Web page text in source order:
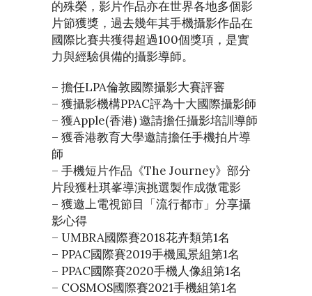
的殊榮，影片作品亦在世界各地多個影
片節獲獎，過去幾年其手機攝影作品在
國際比賽共獲得超過100個獎項，是實
力與經驗俱備的攝影導師。
– 擔任LPA倫敦國際攝影大賽評審
– 獲攝影機構PPAC評為十大國際攝影師
– 獲Apple(香港) 邀請擔任攝影培訓導師
– 獲香港教育大學邀請擔任手機拍片導
師
– 手機短片作品《The Journey》部分
片段獲杜琪峯導演挑選製作成微電影
– 獲邀上電視節目「流行都市」分享攝
影心得
– UMBRA國際賽2018花卉類第1名
– PPAC國際賽2019手機風景組第1名
– PPAC國際賽2020手機人像組第1名
– COSMOS國際賽2021手機組第1名